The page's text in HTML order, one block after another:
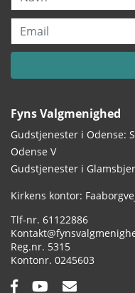
Fyns Valgmenighed
Gudstjenester i Odense:
Odense V
Gudstjenester i
Adresse:
Kirkens kontor:
Tlf.:
61122886
Email:
Reg.nr.:
5315
Kontonummer:
0245603
Facebook:
YouTube:
Email:
Email